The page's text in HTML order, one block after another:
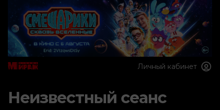
Личный кабинет
Неизвестный сеанс